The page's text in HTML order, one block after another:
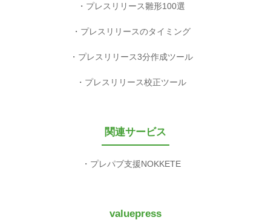
プレスリリース雛形100選
プレスリリースのタイミング
プレスリリース3分作成ツール
プレスリリース校正ツール
関連サービス
プレパブ支援NOKKETE
valuepress